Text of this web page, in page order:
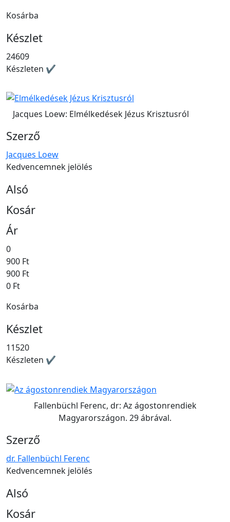
Kosárba
Készlet
24609
Készleten ✔
Jacques Loew: Elmélkedések Jézus Krisztusról
Szerző
Jacques Loew
Kedvencemnek jelölés
Alsó
Kosár
Ár
0
900 Ft
900 Ft
0 Ft
Kosárba
Készlet
11520
Készleten ✔
Fallenbüchl Ferenc, dr: Az ágostonrendiek
Magyarországon. 29 ábrával.
Szerző
dr. Fallenbüchl Ferenc
Kedvencemnek jelölés
Alsó
Kosár